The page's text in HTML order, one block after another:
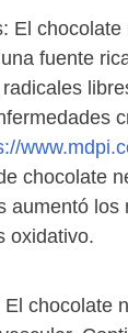
El
fuente
chocolate
aumentó los
oxidativo.
chocolate